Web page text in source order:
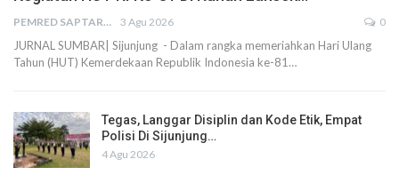
PEMRED SAPTARIUS 3 Agu 2026 0
JURNAL SUMBAR| Sijunjung - Dalam rangka memeriahkan Hari Ulang
Tahun (HUT) Kemerdekaan Republik Indonesia ke-81…
Tegas, Langgar Disiplin dan Kode Etik, Empat
Polisi Di Sijunjung…
4 Agu 2026